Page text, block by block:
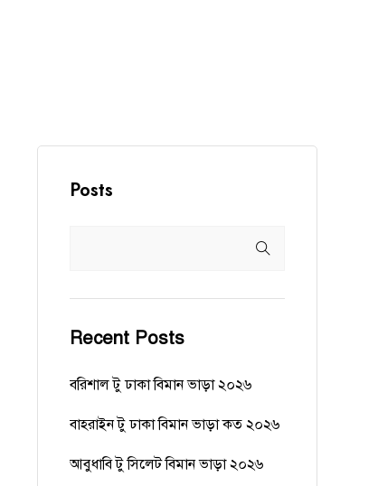
Posts
Recent Posts
বরিশাল টু ঢাকা বিমান ভাড়া ২০২৬
বাহরাইন টু ঢাকা বিমান ভাড়া কত ২০২৬
আবুধাবি টু সিলেট বিমান ভাড়া ২০২৬